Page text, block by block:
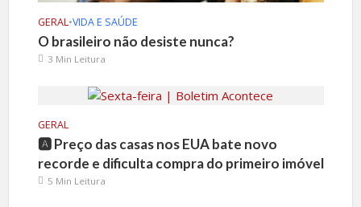
GERAL•VIDA E SAÚDE
O brasileiro não desiste nunca?
3 Min Leitura
GERAL
🅰️ Preço das casas nos EUA bate novo
recorde e dificulta compra do primeiro imóvel
5 Min Leitura